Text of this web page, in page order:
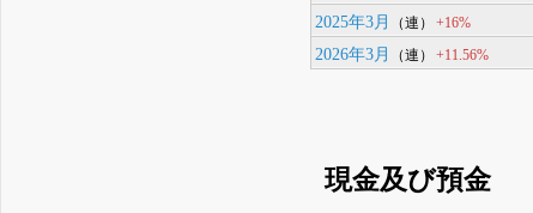
2025年3月
（連） +16%
2026年3月
（連） +11.56%
現金及び預金